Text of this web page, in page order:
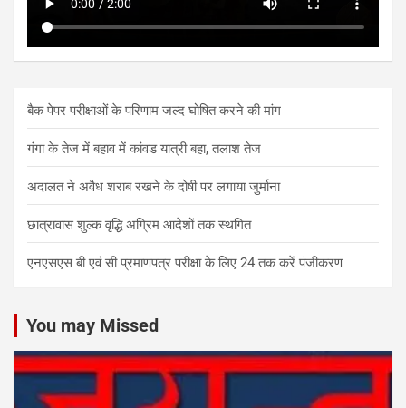
बैक पेपर परीक्षाओं के परिणाम जल्द घोषित करने की मांग
गंगा के तेज में बहाव में कांवड यात्री बहा, तलाश तेज
अदालत ने अवैध शराब रखने के दोषी पर लगाया जुर्माना
छात्रावास शुल्क वृद्धि अग्रिम आदेशों तक स्थगित
एनएसएस बी एवं सी प्रमाणपत्र परीक्षा के लिए 24 तक करें पंजीकरण
You may Missed